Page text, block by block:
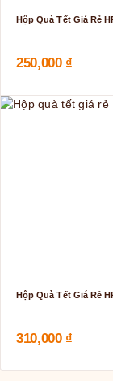
Hộp Quà Tết Giá Rẻ
250,000 ₫
Hộp Quà Tết Giá Rẻ
310,000 ₫